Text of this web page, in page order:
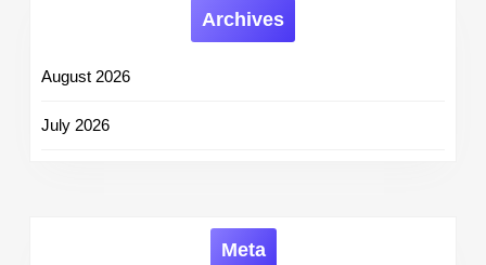
Archives
August 2026
July 2026
Meta